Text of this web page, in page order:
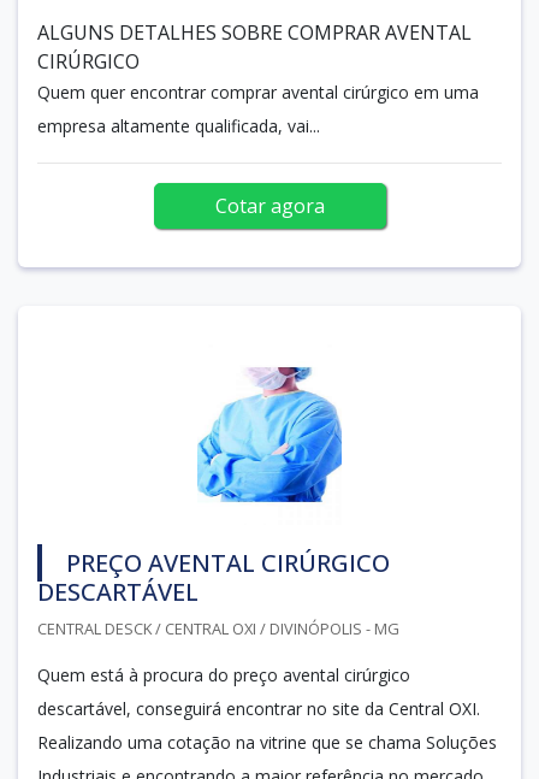
ALGUNS DETALHES SOBRE COMPRAR AVENTAL
CIRÚRGICO
Quem quer encontrar comprar avental cirúrgico em uma
empresa altamente qualificada, vai...
Cotar agora
PREÇO AVENTAL CIRÚRGICO
DESCARTÁVEL
CENTRAL DESCK / CENTRAL OXI / DIVINÓPOLIS - MG
Quem está à procura do preço avental cirúrgico
descartável, conseguirá encontrar no site da Central OXI.
Realizando uma cotação na vitrine que se chama Soluções